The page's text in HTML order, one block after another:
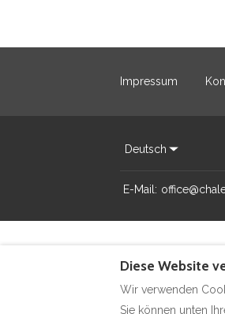
Impressum
Deutsch
E-Mail :
Diese Website
Wir verwenden
Sie können unten